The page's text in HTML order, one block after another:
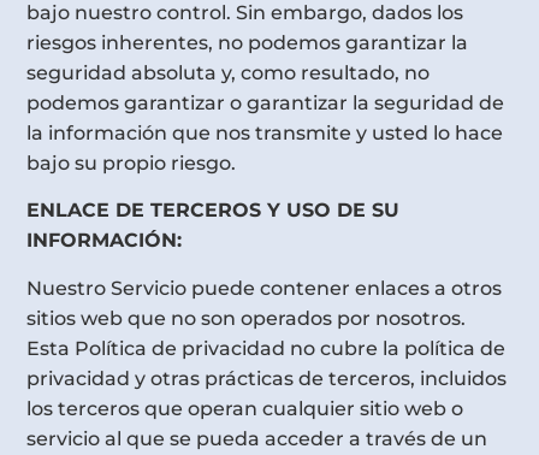
bajo nuestro control. Sin embargo, dados los
riesgos inherentes, no podemos garantizar la
seguridad absoluta y, como resultado, no
podemos garantizar o garantizar la seguridad de
la información que nos transmite y usted lo hace
bajo su propio riesgo.
ENLACE DE TERCEROS Y USO DE SU
INFORMACIÓN:
Nuestro Servicio puede contener enlaces a otros
sitios web que no son operados por nosotros.
Esta Política de privacidad no cubre la política de
privacidad y otras prácticas de terceros, incluidos
los terceros que operan cualquier sitio web o
servicio al que se pueda acceder a través de un